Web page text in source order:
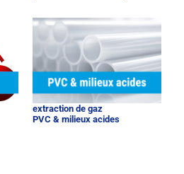
extraction de gaz
PVC & milieux acides